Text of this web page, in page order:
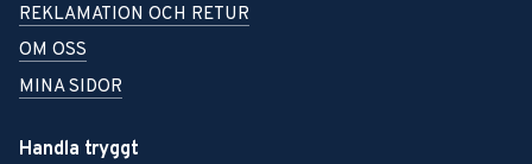
REKLAMATION OCH RETUR
OM OSS
MINA SIDOR
Handla tryggt